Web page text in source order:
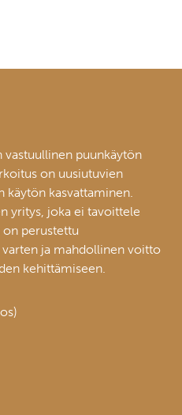
puunkäytön
on uusiutuvien
käytön kasvattaminen.
yritys, joka ei tavoittele
perustettu
ja mahdollinen voitto
kehittämiseen.